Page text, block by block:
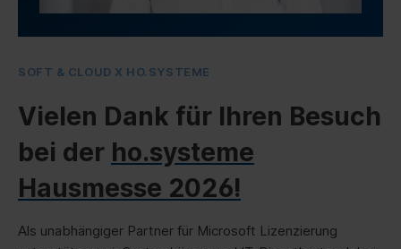
SOFT & CLOUD X HO.SYSTEME
Vielen Dank für Ihren Besuch
bei der ho.systeme
Hausmesse 2026!
Als unabhängiger Partner für Microsoft Lizenzierung